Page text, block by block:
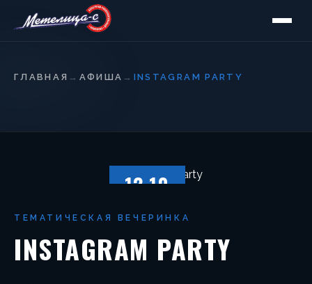
ГЛАВНАЯ → АФИША → INSTAGRAM PARTY
12.10
ТЕМАТИЧЕСКАЯ ВЕЧЕРИНКА
INSTAGRAM PARTY